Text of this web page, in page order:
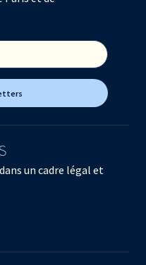
un cadre légal et